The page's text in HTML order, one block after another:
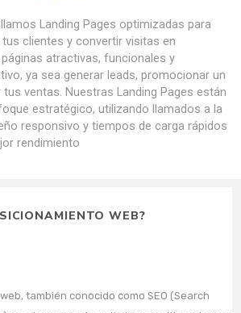
Landing Pages optimizadas para
clientes y convertir visitas en
atractivas, funcionales y
ya sea generar leads, promocionar un
ventas. Nuestras Landing Pages están
estratégico, utilizando llamados a la
responsivo y tiempos de carga rápidos
rendimiento
WEB?
también conocido como SEO (Search